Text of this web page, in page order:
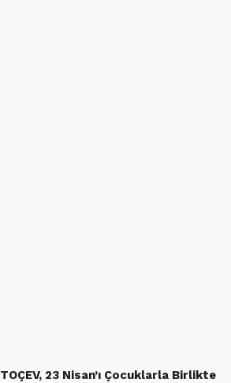
TOÇEV, 23 Nisan’ı Çocuklarla Birlikte